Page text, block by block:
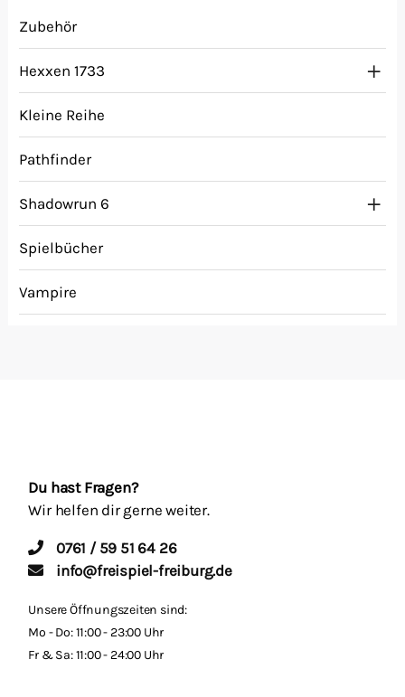
Zubehör
Hexxen 1733
Kleine Reihe
Pathfinder
Shadowrun 6
Spielbücher
Vampire
Du hast Fragen?
Wir helfen dir gerne weiter.
0761 / 59 51 64 26
info@freispiel-freiburg.de
Unsere Öffnungszeiten sind:
Mo - Do: 11:00 - 23:00 Uhr
Fr & Sa: 11:00 - 24:00 Uhr